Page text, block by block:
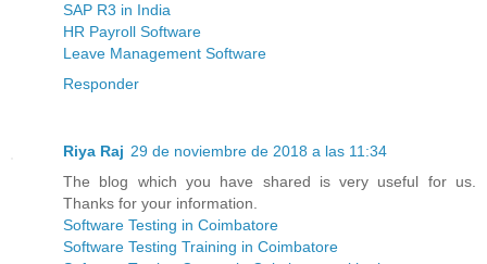
SAP R3 in India
HR Payroll Software
Leave Management Software
Responder
Riya Raj 29 de noviembre de 2018 a las 11:34
The blog which you have shared is very useful for us.
Thanks for your information.
Software Testing in Coimbatore
Software Testing Training in Coimbatore